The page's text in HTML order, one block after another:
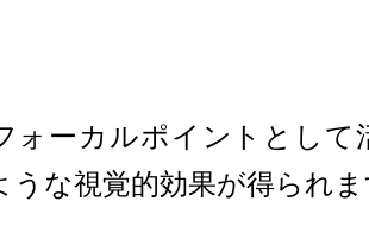
ォーカルポイントとして
うな視覚的効果が得られ